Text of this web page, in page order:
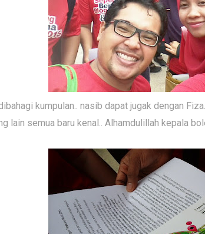
kumpulan.. nasib dapat jugak dengan
lain semua baru kenal.. Alhamdulillah kepala